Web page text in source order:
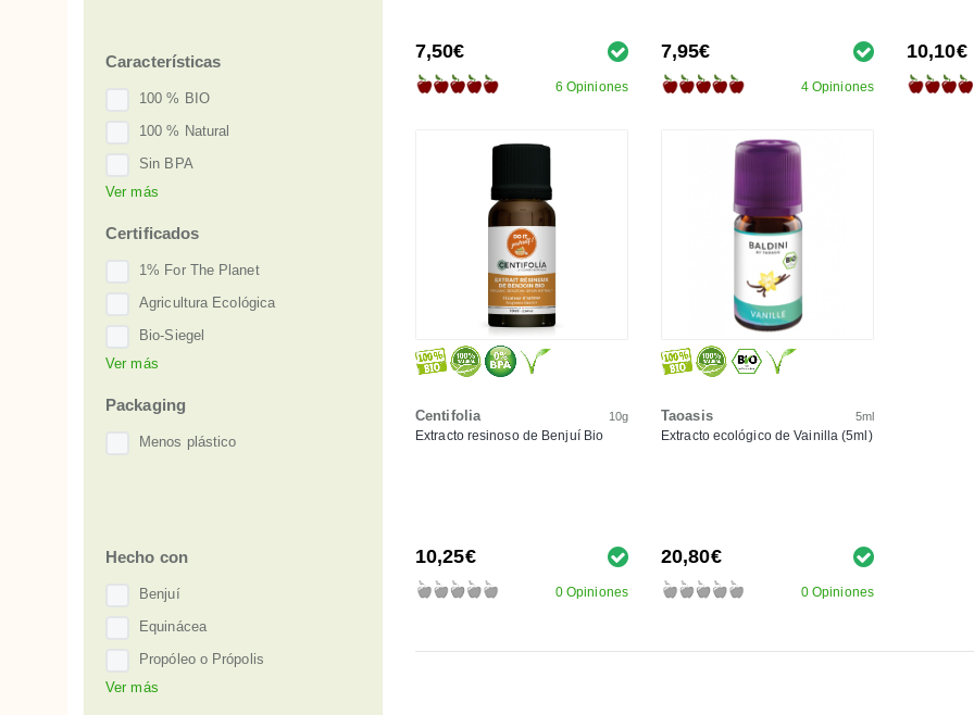
Características
100 % BIO
100 % Natural
Sin BPA
Sin gluten
Sport
Vegan
Ver más
Certificados
1% For The Planet
Agricultura Ecológica
Bio-Siegel
CAAE
Ver más
Packaging
Menos plástico
Hecho con
Benjuí
Equinácea
Propóleo o Própolis
Romero
Ver más
7,50€
6 Opiniones
7,95€
4 Opiniones
10,10€
Centifolia 10g
Extracto resinoso de Benjuí Bio
10,25€
0 Opiniones
Taoasis 5ml
Extracto ecológico de Vainilla (5ml)
20,80€
0 Opiniones